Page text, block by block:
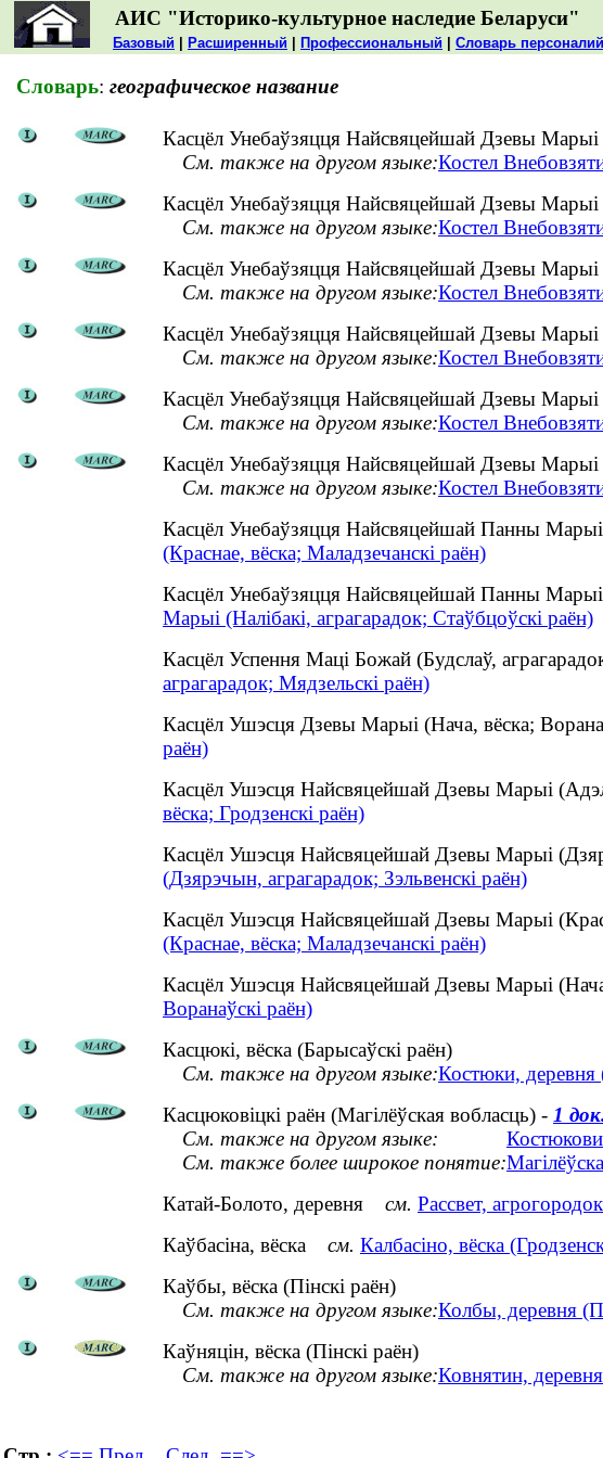
АИС "Историко-культурное наследие Беларуси"
Базовый Расширенный Профессиональный Словарь персоналий
Словарь: географическое название
Касцёл Унебаўзяцця Найсвяцейшай Дзевы Марыі
См. также на другом языке:Костел
Касцёл Унебаўзяцця Найсвяцейшай Дзевы Марыі
См. также на другом языке:Костел
Касцёл Унебаўзяцця Найсвяцейшай Дзевы Марыі
См. также на другом языке:Костел
Касцёл Унебаўзяцця Найсвяцейшай Дзевы Марыі
См. также на другом языке:Костел
Касцёл Унебаўзяцця Найсвяцейшай Дзевы Марыі
См. также на другом языке:Костел
Касцёл Унебаўзяцця Найсвяцейшай Дзевы Марыі
См. также на другом языке:Костел
Касцёл Унебаўзяцця Найсвяцейшай Панны
(Краснае, вёска; Маладзечанскі раён)
Касцёл Унебаўзяцця Найсвяцейшай Панны Марыі
Марыі (Налібакі, аграгарадок; Стаўбцоўскі раён)
Касцёл Успення Маці Божай (Будслаў,
аграгарадок; Мядзельскі раён)
Касцёл Ушэсця Дзевы Марыі (Нача, вёска;
раён)
Касцёл Ушэсця Найсвяцейшай Дзевы Марыі
вёска; Гродзенскі раён)
Касцёл Ушэсця Найсвяцейшай Дзевы Марыі
(Дзярэчын, аграгарадок; Зэльвенскі раён)
Касцёл Ушэсця Найсвяцейшай Дзевы Марыі
(Краснае, вёска; Маладзечанскі раён)
Касцёл Ушэсця Найсвяцейшай Дзевы Марыі
Воранаўскі раён)
Касцюкі, вёска (Барысаўскі раён)
См. также на другом языке:Костюки, деревня
Касцюковіцкі раён (Магілёўская вобласць) - 1
См. также на другом языке:
См. также более широкое понятие:
Катай-Болото, деревня см. Рассвет,
Каўбасіна, вёска см. Калбасіно, вёска
Каўбы, вёска (Пінскі раён)
См. также на другом языке:Колбы, деревня
Каўняцін, вёска (Пінскі раён)
См. также на другом языке:Ковнятин,